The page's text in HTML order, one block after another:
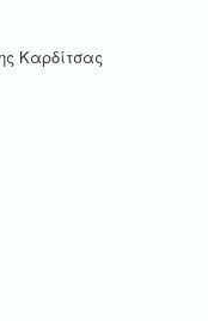
Καρδίτσας